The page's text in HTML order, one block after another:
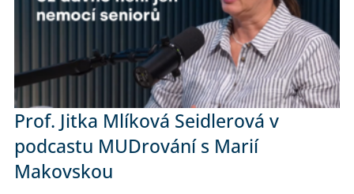
Prof. Jitka Mlíková Seidlerová v
podcastu MUDrování s Marií
Makovskou